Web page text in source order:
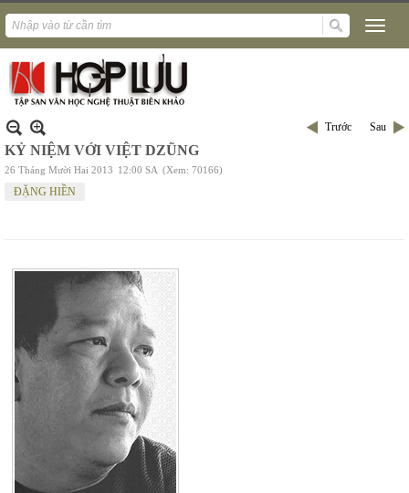
Trước Sau
KỶ NIỆM VỚI VIỆT DZŨNG
26 Tháng Mười Hai 2013 12:00 SA (Xem: 70166)
ĐẶNG HIỀN